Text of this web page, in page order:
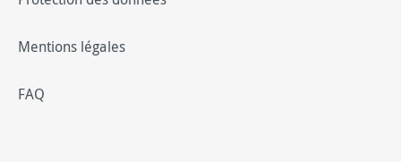
Mentions légales
FAQ